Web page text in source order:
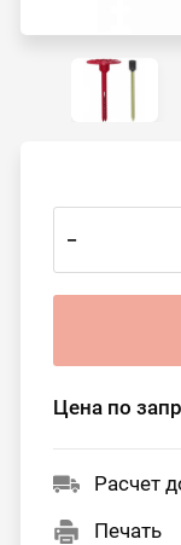
–
Цена по
Расчет
Печать